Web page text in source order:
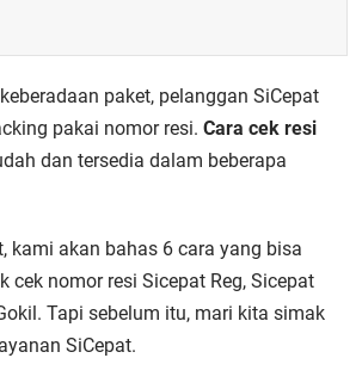
paket, pelanggan SiCepat
pakai nomor resi. Cara cek resi
dan tersedia dalam beberapa
kami akan bahas 6 cara yang bisa
cek nomor resi Sicepat Reg, Sicepat
Tapi sebelum itu, mari kita simak
SiCepat.